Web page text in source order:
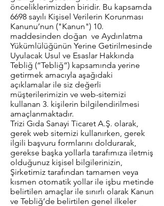
önceliklerimizden biridir. Bu kapsamda
6698 sayılı Kişisel Verilerin Korunması
Kanunu’nun ("Kanun") 10.
maddesinden doğan ve Aydınlatma
Yükümlülüğünün Yerine Getirilmesinde
Uyulacak Usul ve Esaslar Hakkında
Tebliğ (“Tebliğ”) kapsamında yerine
getirmek amacıyla aşağıdaki
açıklamalar ile siz değerli
müşterilerimizin ve web-sitemizi
kullanan 3. kişilerin bilgilendirilmesi
amaçlanmaktadır.
Trizi Gıda Sanayi Ticaret A.Ş. olarak,
gerek web sitemizi kullanırken, gerek
ilgili başvuru formlarını doldurarak,
gerekse başka yollarla tarafımıza iletmiş
olduğunuz kişisel bilgilerinizin,
Şirketimiz tarafından tamamen veya
kısmen otomatik yollar ile işbu metinde
belirtilen amaçlar ile sınırlı olarak Kanun
ve Tebliğ’de belirtilen genel ilkeler